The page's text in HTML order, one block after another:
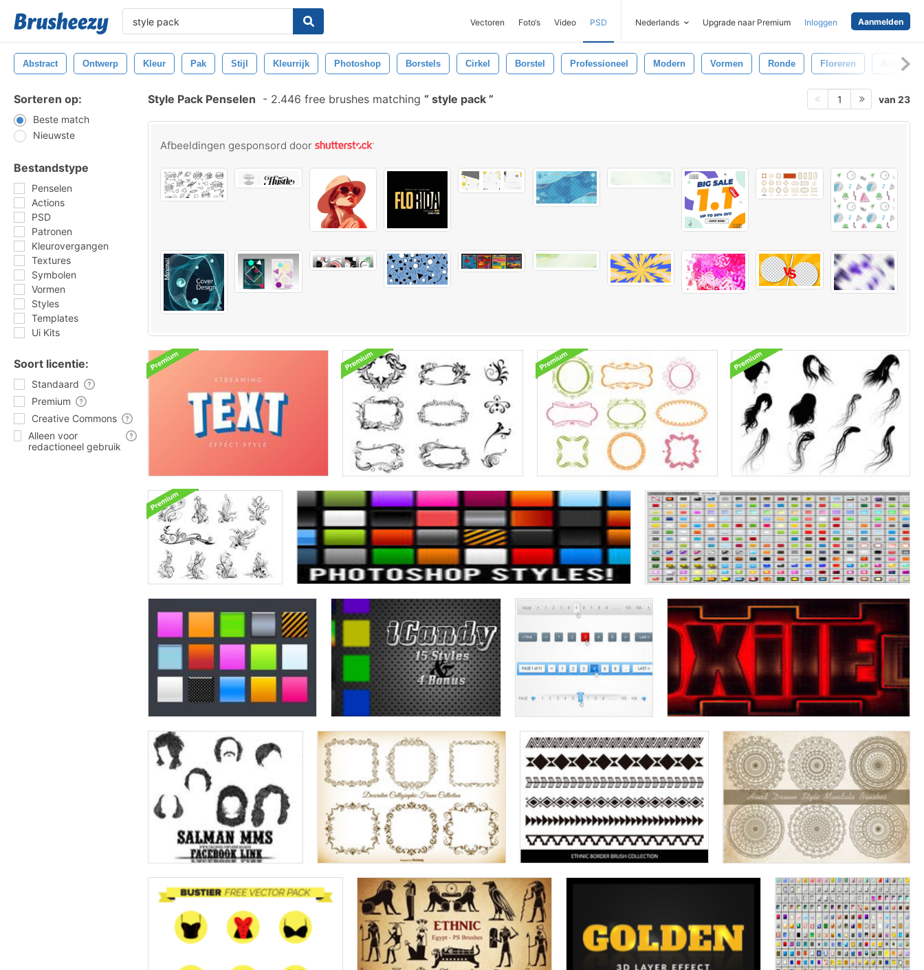
Vectoren Foto‘s Video PSD Nederlands Upgrade naar Premium Inloggen Aanmelden
Abstract Ontwerp Kleur Pak Stijl Kleurrijk Photoshop Borstels Cirkel Borstel Professioneel Modern Vormen Ronde Floreren
Sorteren op:
Beste match
Nieuwste
Bestandstype
Penselen
Actions
PSD
Patronen
Kleurovergangen
Textures
Symbolen
Vormen
Styles
Templates
Ui Kits
Soort licentie:
Standaard
Premium
Creative Commons
Alleen voor
redactioneel gebruik
Style Pack Penselen - 2.446 free brushes matching style pack 1 van 23
Afbeeldingen gesponsord door